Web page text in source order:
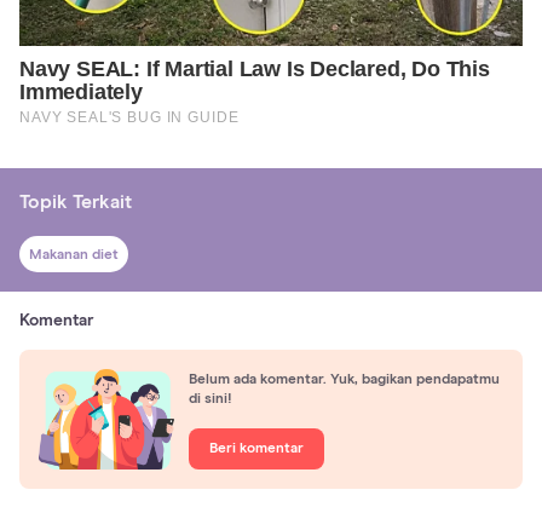
Topik Terkait
Makanan diet
Komentar
Belum ada komentar. Yuk, bagikan pendapatmu
di sini!
Beri komentar